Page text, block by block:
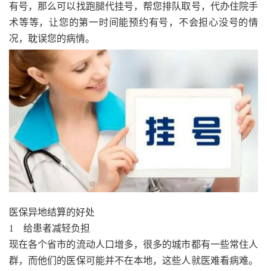
有号，那么可以找跑腿代挂号，帮您排队取号，代办住院手
术等等，让您的第一时间能预约有号，不会担心没号的情
况，耽误您的病情。
医保异地结算的好处
1 给患者减轻负担
现在各个省市的流动人口增多，很多的城市都有一些常住人
群，而他们的医保可能并不在本地，这些人就医难看病难。